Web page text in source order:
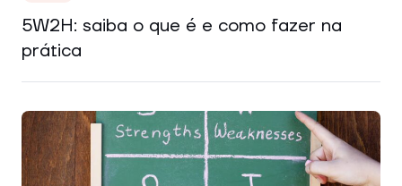
5W2H: saiba o que é e como fazer na
prática